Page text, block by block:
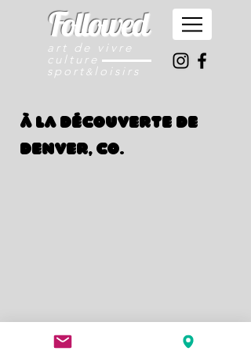
Followed
art de vivre
culture
sport & loisirs
À la découverte de
Denver, CO.